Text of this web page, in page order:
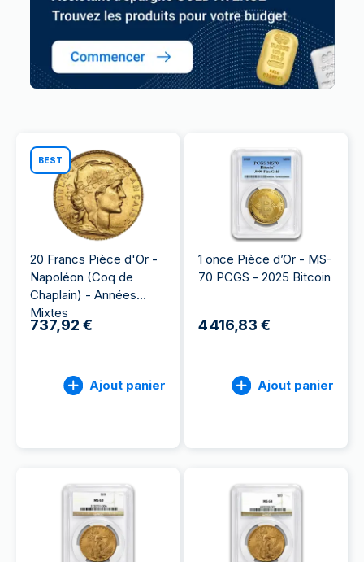
BEST
20 Francs Pièce d'Or -
Napoléon (Coq de
Chaplain) - Années
Mixtes
737,92 €
Ajout panier
1 once Pièce d’Or - MS-
70 PCGS - 2025 Bitcoin
4 416,83 €
Ajout panier